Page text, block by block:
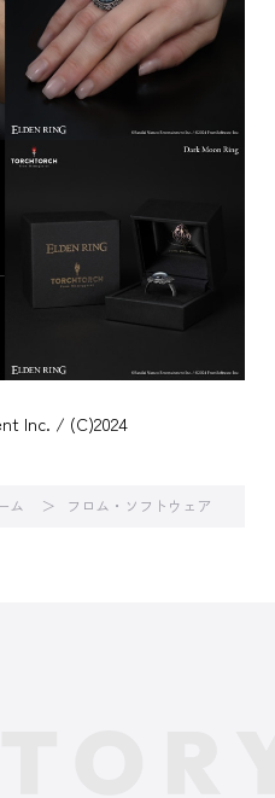
Inc. / (C)2024
ム フロム・ソフトウェア